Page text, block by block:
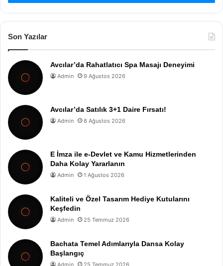
Son Yazılar
Avcılar’da Rahatlatıcı Spa Masajı Deneyimi
Admin 9 Ağustos 2026
Avcılar’da Satılık 3+1 Daire Fırsatı!
Admin 8 Ağustos 2026
E İmza ile e-Devlet ve Kamu Hizmetlerinden
Daha Kolay Yararlanın
Admin 1 Ağustos 2026
Kaliteli ve Özel Tasarım Hediye Kutularını
Keşfedin
Admin 25 Temmuz 2026
Bachata Temel Adımlarıyla Dansa Kolay
Başlangıç
Admin 25 Temmuz 2026